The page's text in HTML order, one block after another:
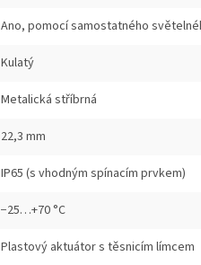
Ano, pomocí samostatného
Kulatý
Metalická stříbrná
22,3 mm
IP65 (s vhodným spínacím prvkem)
−25…+70 °C
Plastový aktuátor s těsnicím límcem